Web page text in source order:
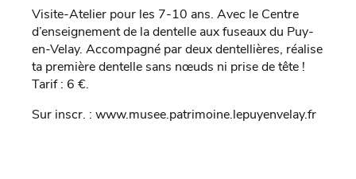
Visite-Atelier pour les 7-10 ans. Avec le Centre
d’enseignement de la dentelle aux fuseaux du Puy-
en-Velay. Accompagné par deux dentellières, réalise
ta première dentelle sans nœuds ni prise de tête !
Tarif : 6 €.
Sur inscr. : www.musee.patrimoine.lepuyenvelay.fr